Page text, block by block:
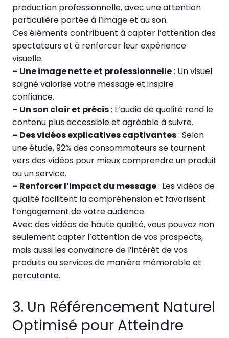
production professionnelle, avec une attention
particulière portée à l’image et au son.
Ces éléments contribuent à capter l’attention des
spectateurs et à renforcer leur expérience
visuelle.
– Une image nette et professionnelle: Un visuel
soigné valorise votre message et inspire
confiance.
– Un son clair et précis: L’audio de qualité rend le
contenu plus accessible et agréable à suivre.
– Des vidéos explicatives captivantes: Selon
une étude, 92% des consommateurs se tournent
vers des vidéos pour mieux comprendre un produit
ou un service.
– Renforcer l’impact du message: Les vidéos de
qualité facilitent la compréhension et favorisent
l’engagement de votre audience.
Avec des vidéos de haute qualité, vous pouvez non
seulement capter l’attention de vos prospects,
mais aussi les convaincre de l’intérêt de vos
produits ou services de manière mémorable et
percutante.
3. Un Référencement Naturel
Optimisé pour Atteindre